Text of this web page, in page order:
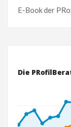
E-Book der
Die